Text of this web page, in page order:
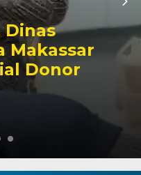
ke
AKBP
Pimpinan